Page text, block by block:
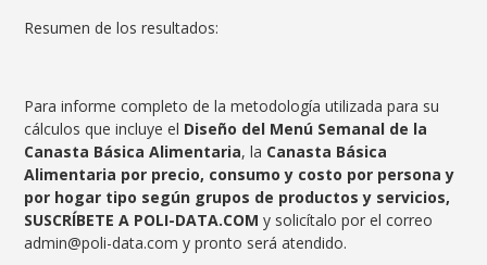
Resumen de los resultados:
Para informe completo de la metodología utilizada para su
cálculos que incluye el Diseño del Menú Semanal de la
Canasta Básica Alimentaria, la Canasta Básica
Alimentaria por precio, consumo y costo por persona y
por hogar tipo según grupos de productos y servicios,
SUSCRÍBETE A POLI-DATA.COM y solicítalo por el correo
admin@poli-data.com y pronto será atendido.